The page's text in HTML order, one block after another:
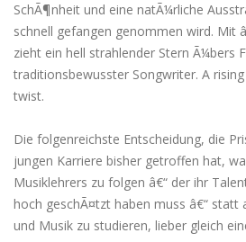
SchÃ¶nheit und eine natÃ¼rliche
schnell gefangen genommen wird. Mit
zieht ein hell strahlender Stern Ã¼bers
traditionsbewusster Songwriter. A
twist.
Die folgenreichste Entscheidung, die
jungen Karriere bisher getroffen hat,
Musiklehrers zu folgen â€“ der ihr
hoch geschÃ¤tzt haben muss â€“ statt
und Musik zu studieren, lieber gleich